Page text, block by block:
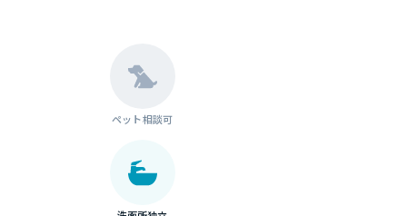
ペット相談可